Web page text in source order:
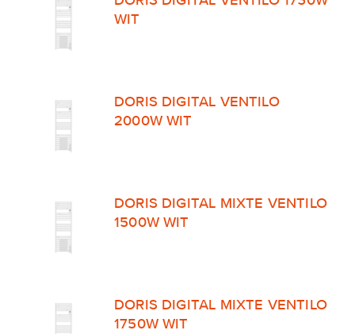
WIT
DORIS DIGITAL VENTILO
2000W WIT
DORIS DIGITAL MIXTE VENTILO
1500W WIT
DORIS DIGITAL MIXTE VENTILO
1750W WIT